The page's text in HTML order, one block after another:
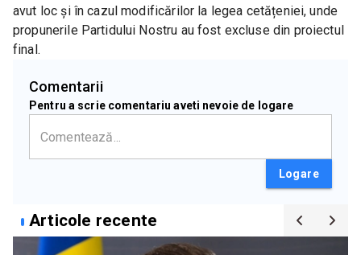
avut loc și în cazul modificărilor la legea cetățeniei, unde
propunerile Partidului Nostru au fost excluse din proiectul
final.
Comentarii
Pentru a scrie comentariu aveti nevoie de logare
Logare
Articole recente